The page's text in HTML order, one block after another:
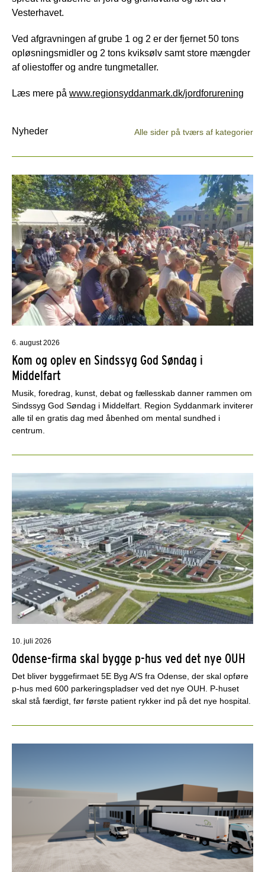
Vesterhavet.
Ved afgravningen af grube 1 og 2 er der fjernet 50 tons
opløsningsmidler og 2 tons kviksølv samt store mængder
af oliestoffer og andre tungmetaller.
Læs mere på www.regionsyddanmark.dk/jordforurening
Nyheder Alle sider på tværs af kategorier
6. august 2026
Kom og oplev en Sindssyg God Søndag i
Middelfart
Musik, foredrag, kunst, debat og fællesskab danner rammen om
Sindssyg God Søndag i Middelfart. Region Syddanmark inviterer
alle til en gratis dag med åbenhed om mental sundhed i
centrum.
10. juli 2026
Odense-firma skal bygge p-hus ved det nye OUH
Det bliver byggefirmaet 5E Byg A/S fra Odense, der skal opføre
p-hus med 600 parkeringspladser ved det nye OUH. P-huset
skal stå færdigt, før første patient rykker ind på det nye hospital.